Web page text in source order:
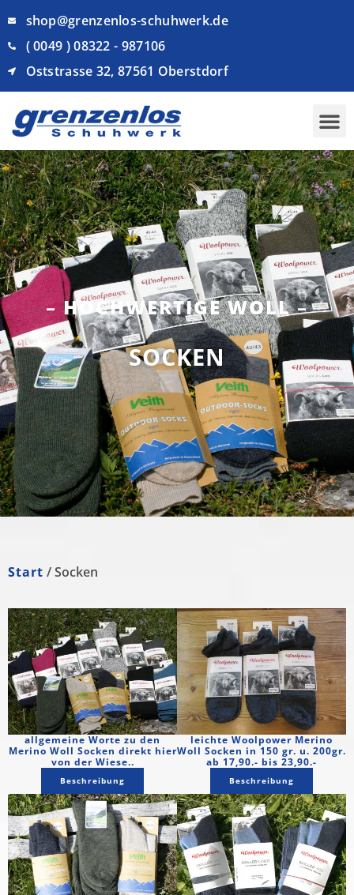
shop@grenzenlos-schuhwerk.de
( 0049 ) 08322 - 987106
Oststrasse 32, 87561 Oberstdorf
–HOCHWERTIGE WOLL–
SOCKEN
Start / Socken
allgemeine Worte zu den
Merino Woll Socken direkt hier
von der Wiese..
Beschreibung
leichte Woolpower Merino
Woll Socken in 150 gr. u. 200gr.
ab 17,90.- bis 23,90.-
Beschreibung